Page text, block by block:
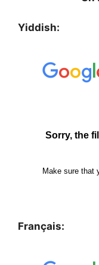
Yiddish:
Français: